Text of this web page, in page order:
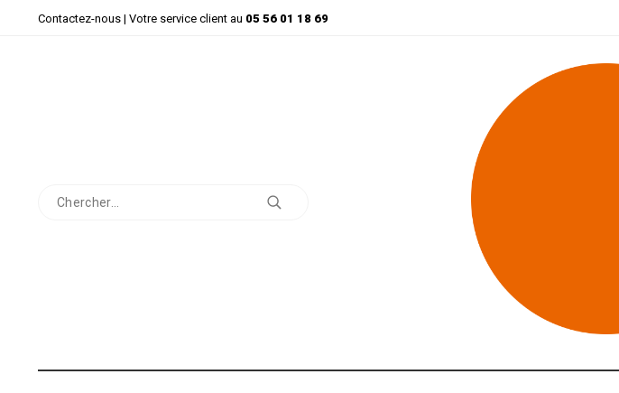
Contactez-nous| Votre service client au 05 56 01 18 69